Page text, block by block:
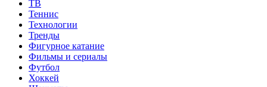
ТВ
Теннис
Технологии
Тренды
Фигурное катание
Фильмы и сериалы
Футбол
Хоккей